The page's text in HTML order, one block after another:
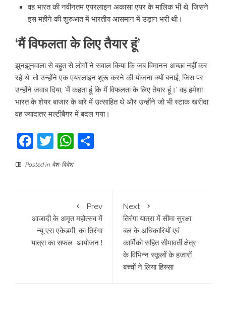
वह भारत की नवीनतम एयरलाइन अकासा एयर के मालिक भी थे, जिसने
इस महीने की शुरुआत में भारतीय आसमान में उड़ान भरी थी।
‘मैं विफलता के लिए तैयार हूं’
झुनझुनवाला से बहुत से लोगों ने सवाल किया कि जब विमानन अच्छा नहीं कर
रहे थे, तो उन्होंने एक एयरलाइन शुरू करने की योजना क्यों बनाई, जिस पर
उन्होंने जवाब दिया, ‘मैं कहता हूं कि मैं विफलता के लिए तैयार हूं।’ वह हमेशा
भारत के शेयर बाजार के बारे में उत्साहित थे और उन्होंने जो भी स्टाक खरीदा
वह ज्यादातर मल्टीबैगर में बदल गया।
Facebook
TwitterWhatsApp
Posted in देश-विदेश
Prev
आजादी के अमृत महोत्सव में
न्यू एरा एकेडमी, का तिरंगा
यात्रा का सफल आयोजन !
Next
तिरंगा यात्रा में सीमा सुरक्षा
बल के अधिकारियों एवं
कार्मिको सहित सीमावर्ती क्षेत्र
के विभिन्न स्कूलों के हजारों
बच्चों ने लिया हिस्सा